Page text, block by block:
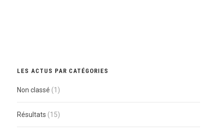
LES ACTUS PAR CATÉGORIES
Non classé (1)
Résultats (15)